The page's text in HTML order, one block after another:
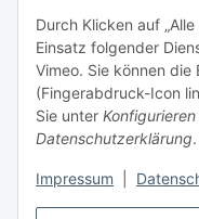
Durch Klicken auf
Einsatz folgender
Vimeo. Sie können
(Fingerabdruck-Icon
Sie unter Konfigurieren
Datenschutzerklärung.
Impressum
Mein Konto